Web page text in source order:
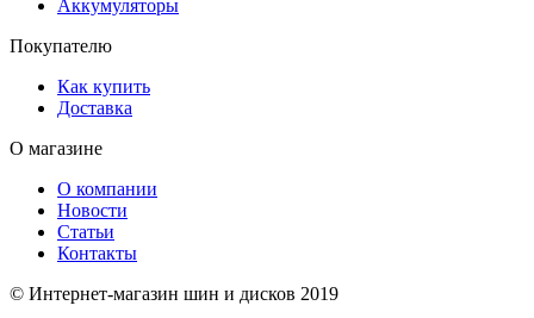
Аккумуляторы
Покупателю
Как купить
Доставка
О магазине
О компании
Новости
Статьи
Контакты
© Интернет-магазин шин и дисков 2019